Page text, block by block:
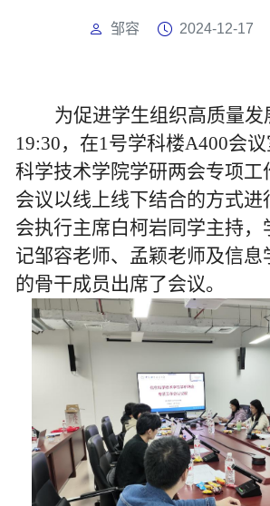
邹容 2024-12-17
为促进学生组织高质量发
19:30，在1 号学科楼A400会
科学技术学院学研两会专项工
会议以线上线下结合的方式进
会执行主席白柯岩同学主持，
记邹容老师、孟颖老师及信息
的骨干成员出席了会议。